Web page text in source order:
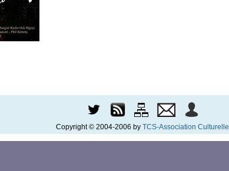
Copyright © 2004-2006 by TCS-Association Culturelle